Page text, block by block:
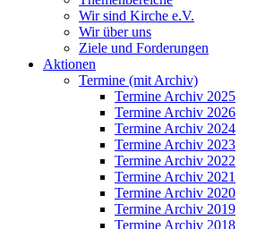
Wir sind Kirche e.V.
Wir über uns
Ziele und Forderungen
Aktionen
Termine (mit Archiv)
Termine Archiv 2025
Termine Archiv 2026
Termine Archiv 2024
Termine Archiv 2023
Termine Archiv 2022
Termine Archiv 2021
Termine Archiv 2020
Termine Archiv 2019
Termine Archiv 2018